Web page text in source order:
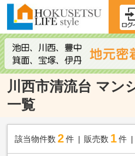
川西市清流台 マン
一覧
該当物件数 2件 販売数 1 件